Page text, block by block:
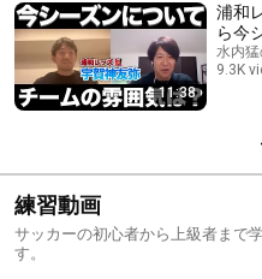
11:38
浦和
ら今
水内
9.3K
練習動画
サッカーの初心者から上級者まで
す。